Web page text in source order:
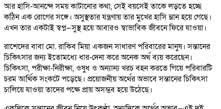
আর হাসি-আনন্দে সময় কাটানোর কথা, সেই বয়সেই তাকে লড়তে হচ্ছে
কঠিন এক রোগের সঙ্গে। অসুস্থতার যন্ত্রণায় তার মুখের হাসি ম্লান হয়ে গেছে।
এখন তার একটাই স্বপ্ন—সুস্থ হয়ে আবারও স্বাভাবিক জীবনে ফিরে যাওয়া।
রাশেদের বাবা মো. রাকিব মিয়া একজন সাধারণ পরিবারের মানুষ। সন্তানের
চিকিৎসার জন্য ইতোমধ্যে ধার-দেনা করে অনেক অর্থ ব্যয় করেছেন।
চিকিৎসা, পরীক্ষা-নিরীক্ষা, ওষুধ ও অন্যান্য খরচ বহন করতে গিয়ে পরিবারটি
চরম আর্থিক সংকটে পড়েছে। প্রয়োজনীয় অর্থের অভাবে সন্তানের চিকিৎসা
চালিয়ে যাওয়া তাদের পক্ষে প্রায় অসম্ভব হয়ে উঠেছে।